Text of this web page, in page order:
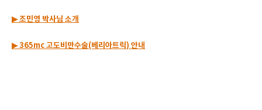
▶ 조민영 박사님 소개
▶ 365mc 고도비만수술(베리아트릭) 안내